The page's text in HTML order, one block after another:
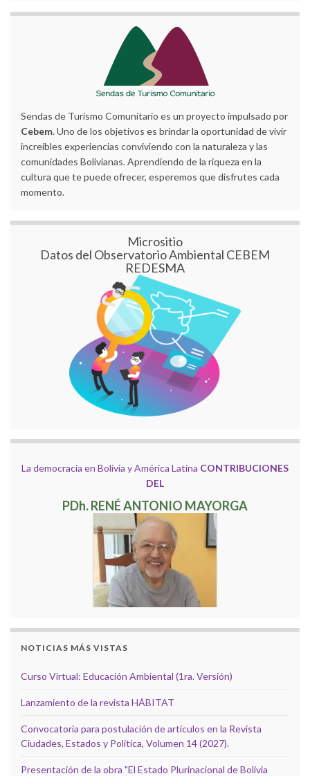
Sendas de Turismo Comunitario es un proyecto impulsado por
Cebem. Uno de los objetivos es brindar la oportunidad de vivir
increíbles experiencias conviviendo con la naturaleza y las
comunidades Bolivianas. Aprendiendo de la riqueza en la
cultura que te puede ofrecer, esperemos que disfrutes cada
momento.
Micrositio
Datos del Observatorio Ambiental CEBEM
REDESMA
La democracia en Bolivia y América Latina CONTRIBUCIONES
DEL
PDh. RENÉ ANTONIO MAYORGA
NOTICIAS MÁS VISTAS
Curso Virtual: Educación Ambiental (1ra. Versión)
Lanzamiento de la revista HÁBITAT
Convocatoria para postulación de artículos en la Revista
Ciudades, Estados y Política, Volumen 14 (2027).
Presentación de la obra "El Estado Plurinacional de Bolivia